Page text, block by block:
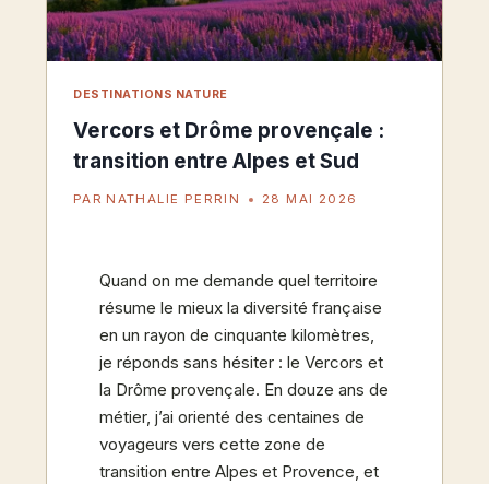
DESTINATIONS NATURE
Vercors et Drôme provençale :
transition entre Alpes et Sud
PAR NATHALIE PERRIN 28 MAI 2026
Quand on me demande quel territoire
résume le mieux la diversité française
en un rayon de cinquante kilomètres,
je réponds sans hésiter : le Vercors et
la Drôme provençale. En douze ans de
métier, j’ai orienté des centaines de
voyageurs vers cette zone de
transition entre Alpes et Provence, et